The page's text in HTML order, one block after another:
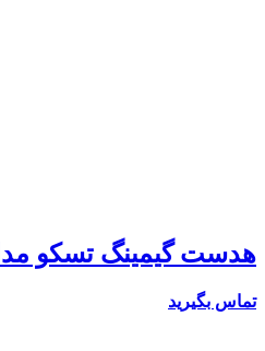
هدست گیمینگ تسکو مدا TH – 5128
تماس بگیرید